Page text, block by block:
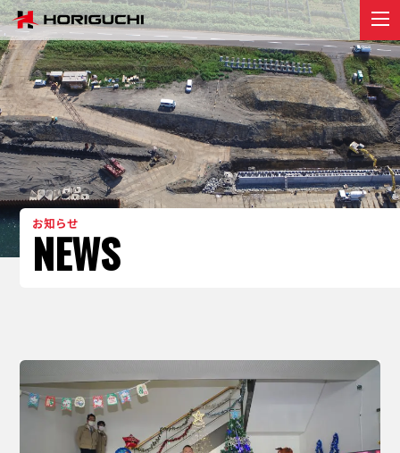
堀口組のこと
ABOUT
プロジェクト
PROJECT
リクルート
RECRUIT
お知らせ
NEWS